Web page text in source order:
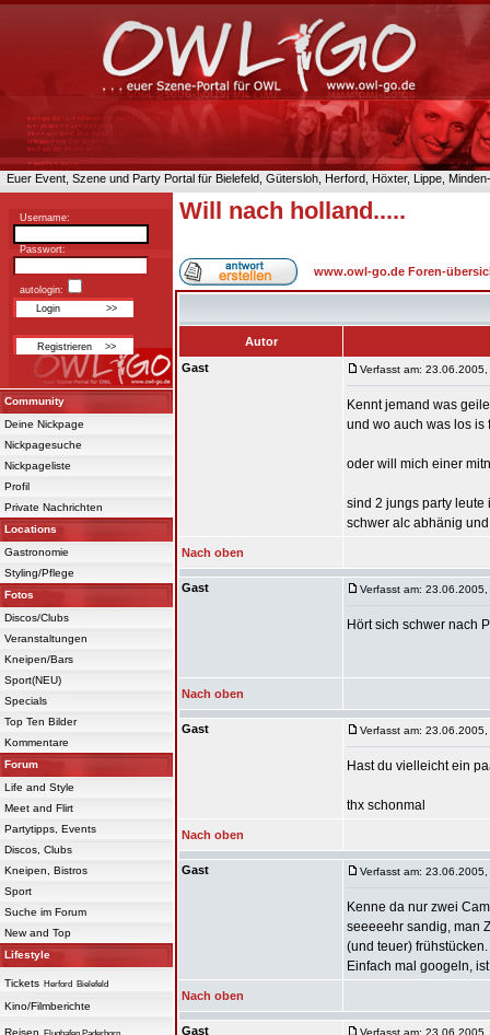
Euer Event, Szene und Party Portal für Bielefeld, Gütersloh, Herford, Höxter, Lippe,
Username:
Passwort:
autologin:
Community
Deine Nickpage
Nickpagesuche
Nickpageliste
Profil
Private Nachrichten
Locations
Gastronomie
Styling/Pflege
Fotos
Discos/Clubs
Veranstaltungen
Kneipen/Bars
Sport(NEU)
Specials
Top Ten Bilder
Kommentare
Forum
Life and Style
Meet and Flirt
Partytipps, Events
Discos, Clubs
Kneipen, Bistros
Sport
Suche im Forum
New and Top
Lifestyle
Tickets Herford Bielefeld
Kino/Filmberichte
Reisen
Will nach holland.....
www.owl-go.de Foren-
Autor
Gast
Verfasst am:
Kennt jemand was
und wo auch was los
oder will mich einer
sind 2 jungs party leute
schwer alc abhänig
Nach oben
Gast Verfasst am: 23.06.2005,
Hört sich schwer nach
Nach oben
Gast Verfasst am:
Hast du vielleicht ein
thx schonmal
Nach oben
Gast Verfasst am:
Kenne da nur zwei
seeeeehr sandig, man
(und teuer) frühstücken.
Einfach mal googeln,
Nach oben
Gast Verfasst am: